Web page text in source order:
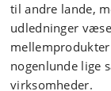
til andre lande,
udledninger
nogenlunde lige
virksomheder.